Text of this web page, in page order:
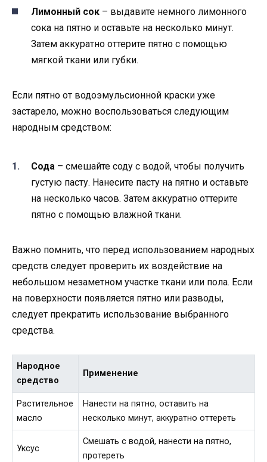
Лимонный сок – выдавите немного лимонного
сока на пятно и оставьте на несколько минут.
Затем аккуратно оттерите пятно с помощью
мягкой ткани или губки.
Если пятно от водоэмульсионной краски уже
застарело, можно воспользоваться следующим
народным средством:
Сода – смешайте соду с водой, чтобы получить
густую пасту. Нанесите пасту на пятно и оставьте
на несколько часов. Затем аккуратно оттерите
пятно с помощью влажной ткани.
Важно помнить, что перед использованием народных
средств следует проверить их воздействие на
небольшом незаметном участке ткани или пола. Если
на поверхности появляется пятно или разводы,
следует прекратить использование выбранного
средства.
Народное
средство
Применение
Растительное
масло
Нанести на пятно, оставить на
несколько минут, аккуратно оттереть
Уксус
Смешать с водой, нанести на пятно,
протереть